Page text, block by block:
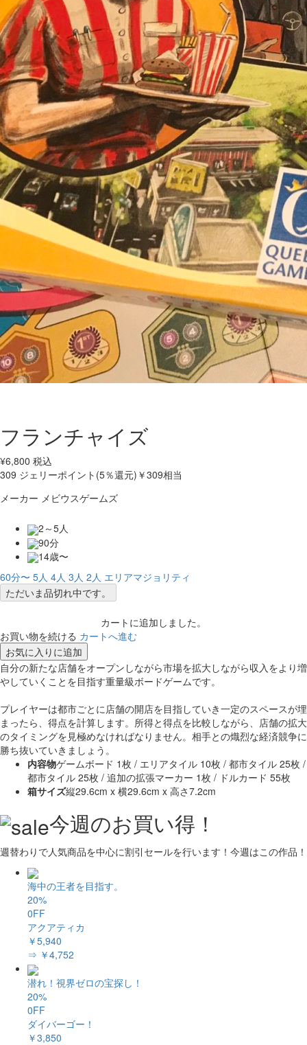
フランチャイズ
¥6,800 税込
309 ジェリーポイント(5％還元) ￥309相当
メーカー メビウスゲームズ
2～5人
90分
14歳〜
60分〜 5人 4人 3人 2人 エリアマジョリティ
ただいま品切れ中です。
カートに追加しました。
お買い物を続ける カートへ進む
お気に入りに追加
自分の新たな店舗をオープンしながら市場を拡大しながら収入をより増
やしていくことを目指す重量級ボードゲームです。
プレイヤーは都市ごとに店舗の開店を目指していき一定のスペースが埋
まったら、得点を計算します。所得と得点を比較しながら、店舗の拡大
のタイミングを見極めなければなりません。相手との熾烈な経済競争に
勝ち抜いていきましょう。
内容物ゲームボード 1枚 / エリアタイル 10枚 / 都市タイル 25枚 /
都市タイル 25枚 / 追加の拡張マーカー 1枚 / ドルカード 55枚
箱サイズ縦29.6cm x 横29.6cm x 高さ7.2cm
今週のお買い得！
週替わりで人気商品を中心に割引セールを行います！今週はこの作品！
海中の王者を目指す。
20%
0FF
アクアティカ
￥5,940
⇒ ￥4,752
潜れ！視界ゼロの宝探し！
20%
0FF
ダイバーゴー！
￥3,850